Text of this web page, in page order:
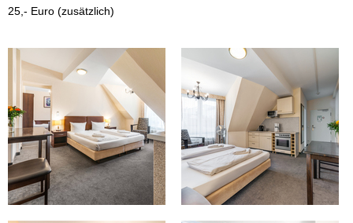
25,- Euro (zusätzlich)